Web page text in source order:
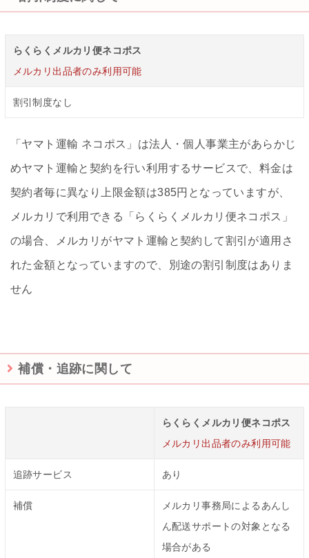
らくらくメルカリ便ネコポス
メルカリ出品者のみ利用可能
割引制度なし
「ヤマト運輸 ネコポス」は法人・個人事業主があらかじ
めヤマト運輸と契約を行い利用するサービスで、料金は
契約者毎に異なり上限金額は385円となっていますが、
メルカリで利用できる「らくらくメルカリ便ネコポス」
の場合、メルカリがヤマト運輸と契約して割引が適用さ
れた金額となっていますので、別途の割引制度はありま
せん
補償・追跡に関して
らくらくメルカリ便ネコポス
メルカリ出品者のみ利用可能
追跡サービス あり
補償
メルカリ事務局によるあんし
ん配送サポートの対象となる
場合がある